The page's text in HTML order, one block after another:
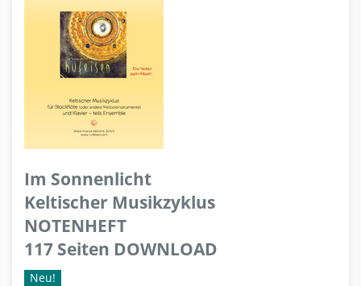
Im Sonnenlicht
Keltischer Musikzyklus
NOTENHEFT
117 Seiten DOWNLOAD
Neu!